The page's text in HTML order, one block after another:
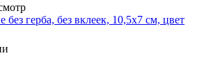
без герба, без вклеек, 10,5х7 см, цвет